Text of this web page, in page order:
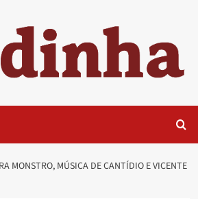
MONSTRO, MÚSICA DE CANTÍDIO E VICENTE